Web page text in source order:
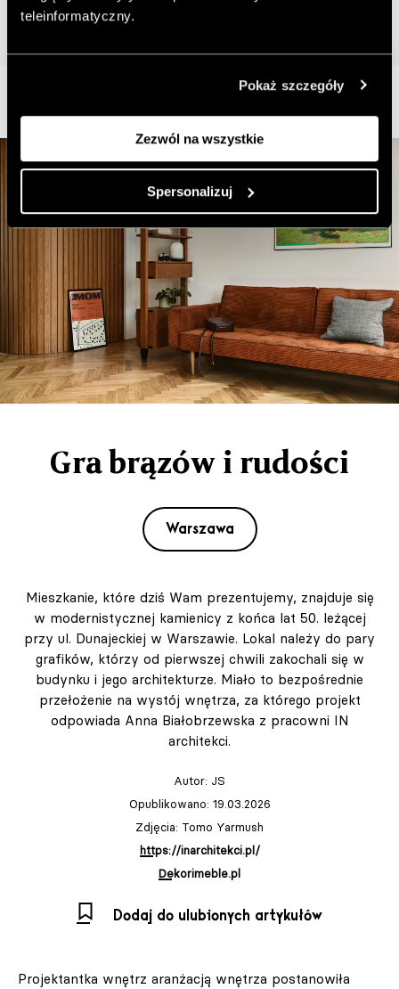
teleinformatyczny.
Pokaż szczegóły
Zezwól na wszystkie
Spersonalizuj
Gra brązów i rudości
Warszawa
Mieszkanie, które dziś Wam prezentujemy, znajduje się
w modernistycznej kamienicy z końca lat 50. leżącej
przy ul. Dunajeckiej w Warszawie. Lokal należy do pary
grafików, którzy od pierwszej chwili zakochali się w
budynku i jego architekturze. Miało to bezpośrednie
przełożenie na wystój wnętrza, za którego projekt
odpowiada Anna Białobrzewska z pracowni IN
architekci.
Autor: JS
Opublikowano: 19.03.2026
Zdjęcia: Tomo Yarmush
https://inarchitekci.pl/
Dekorimeble.pl
Dodaj do ulubionych artykułów
Projektantka wnętrz aranżacją wnętrza postanowiła